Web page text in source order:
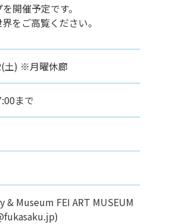
開催予定です。
をご高覧ください。
土) ※月曜休廊
まで
Museum FEI ART MUSEUM